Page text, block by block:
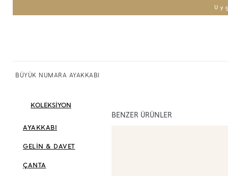
BÜYÜK NUMARA AYAKKABI
KOLEKSİYON
AYAKKABI
GELİN & DAVET
ÇANTA
BENZER ÜRÜNLER